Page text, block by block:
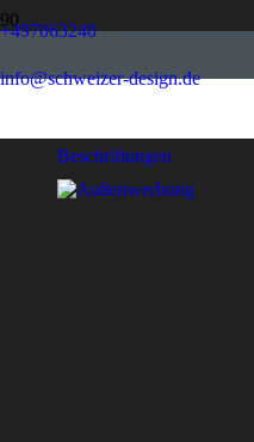
+497063240
info@schweizer-design.de
Werbemittel
Beschriftungen